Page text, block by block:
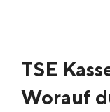
TSE
Worauf